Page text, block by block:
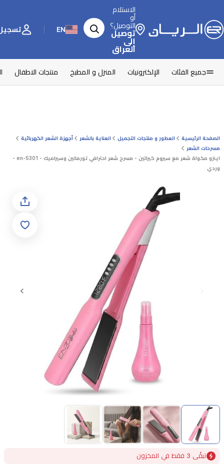
الاستلام
أو
التوصيل؟
توصيل
إلى
العراق
EN تسجيل
جميع الفئات الإلكترونيات المنزل و المطبخ منتجات الاطفال
الصفحة الرئيسية العطور و منتجات التجميل العناية بالشعر
أجهزة الشعر الكهربائية
مسرحات الشعر
اينزو مكواة شعر مع سيروم كيراتين - مسرح شعر احترافي تورمالين وسيراميك - en-5301 -
وردي
Item
تبقًى 3 فقط في المخزون